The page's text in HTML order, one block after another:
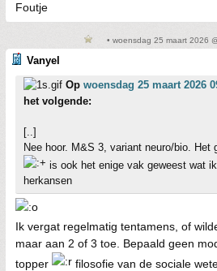
Foutje
• woensdag 25 maart 2026
Vanyel
Op woensdag 25 maart 2026
het volgende:
[..]
Nee hoor. M&S 3, variant neuro/bio. Het
is ook het enige vak geweest wat
herkansen
Ik vergat regelmatig tentamens, of
maar aan 2 of 3 toe. Bepaald geen
topper
filosofie van de sociale